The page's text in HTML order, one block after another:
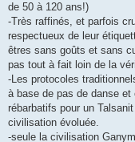
de 50 à 120 ans!)
-Très raffinés, et parfois
respectueux de leur
êtres sans goûts et sans
pas tout à fait loin de la
-Les protocoles
à base de pas de danse
rébarbatifs pour un
civilisation évoluée.
-seule la civilisation